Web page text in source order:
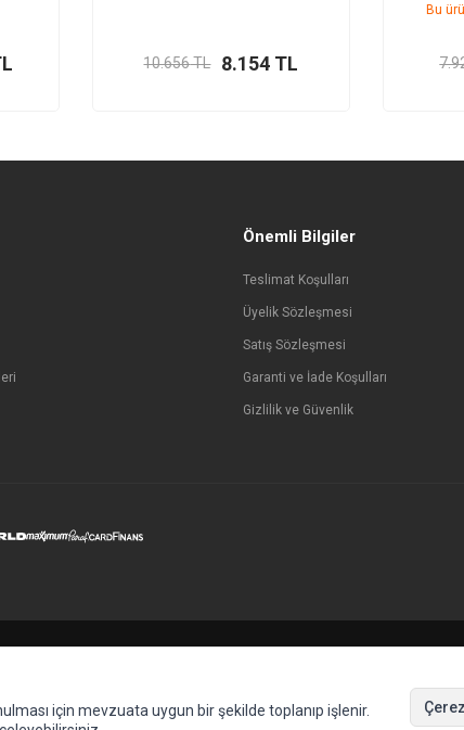
10.656TL 8.154 TL
Bu
Önemli Bilgiler
Teslimat Koşulları
Üyelik Sözleşmesi
Satış Sözleşmesi
Garanti ve İade Koşulları
Gizlilik ve Güvenlik
için mevzuata uygun bir şekilde toplanıp işlenir.